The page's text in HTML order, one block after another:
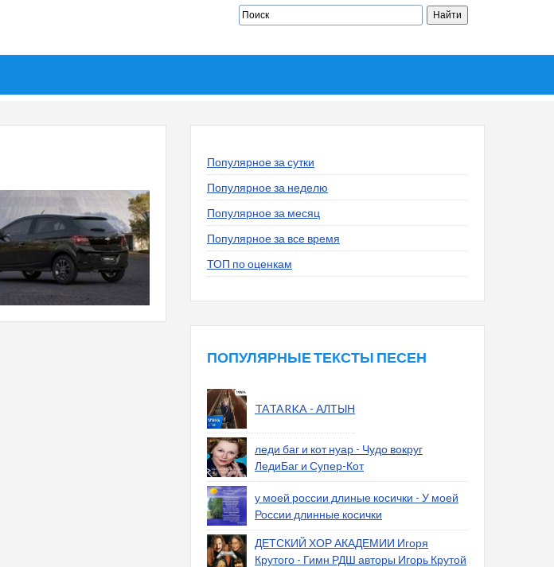
Популярное за сутки
Популярное за неделю
Популярное за месяц
Популярное за все время
ТОП по оценкам
ПОПУЛЯРНЫЕ ТЕКСТЫ ПЕСЕН
TATARKA - АЛТЫН
леди баг и кот нуар - Чудо вокруг
ЛедиБаг и Супер-Кот
у моей россии длиные косички - У моей
России длинные косички
ДЕТСКИЙ ХОР АКАДЕМИИ Игоря
Крутого - Гимн РДШ авторы Игорь Крутой